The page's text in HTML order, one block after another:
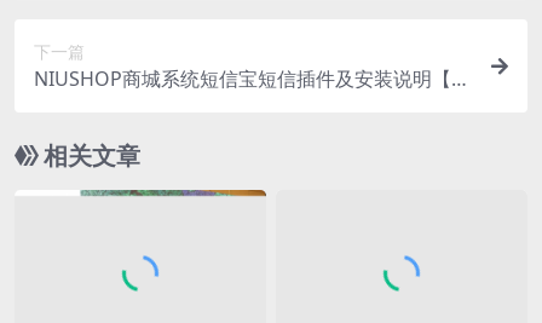
下一篇
NIUSHOP商城系统短信宝短信插件及安装说明【更
相关文章